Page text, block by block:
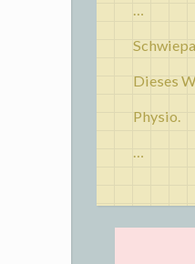
…
Dieses
Physio.
…